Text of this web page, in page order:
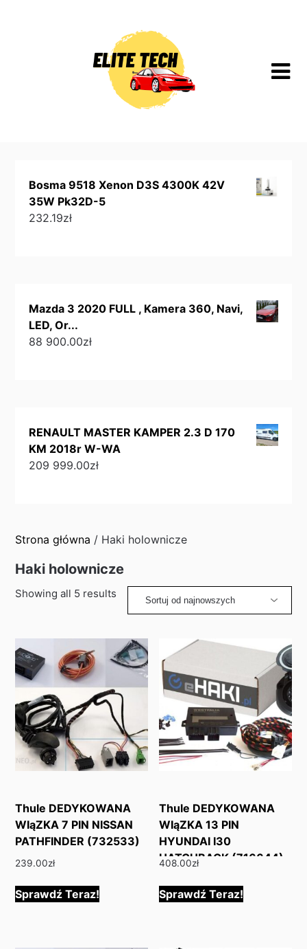
Bosma 9518 Xenon D3S 4300K 42V
35W Pk32D-5
232.19zł
Mazda 3 2020 FULL , Kamera 360, Navi,
LED, Or...
88 900.00zł
RENAULT MASTER KAMPER 2.3 D 170
KM 2018r W-WA
209 999.00zł
Strona główna / Haki holownicze
Haki holownicze
Showing all 5 results
Thule DEDYKOWANA
WIąZKA 7 PIN NISSAN
PATHFINDER (732533)
239.00zł
Sprawdź Teraz!
Thule DEDYKOWANA
WIąZKA 13 PIN
HYUNDAI I30
HATCHBACK (716644)
408.00zł
Sprawdź Teraz!